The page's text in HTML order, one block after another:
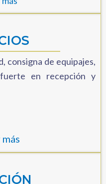
consigna de equipajes,
en recepción y